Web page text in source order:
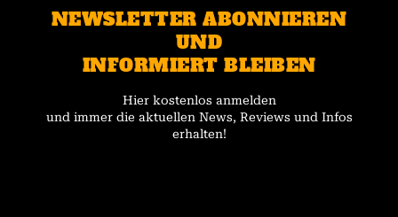
NEWSLETTER ABONNIEREN
UND
INFORMIERT BLEIBEN
Hier kostenlos anmelden
und immer die aktuellen News, Reviews und Infos
erhalten!